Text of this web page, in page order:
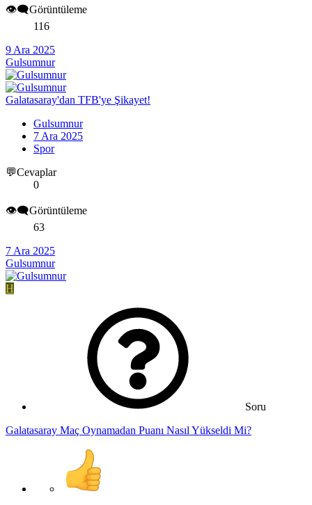
👁️‍🗨️Görüntüleme
116
9 Ara 2025
Gulsumnur
Galatasaray'dan TFB'ye Şikayet!
Gulsumnur
7 Ara 2025
Spor
💬Cevaplar
0
👁️‍🗨️Görüntüleme
63
7 Ara 2025
Gulsumnur
H
Soru
Galatasaray Maç Oynamadan Puanı Nasıl Yükseldi Mi?